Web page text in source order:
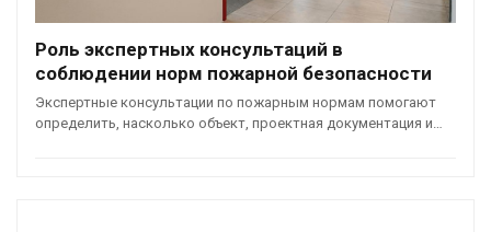
Роль экспертных консультаций в
соблюдении норм пожарной безопасности
Экспертные консультации по пожарным нормам помогают
определить, насколько объект, проектная документация и…